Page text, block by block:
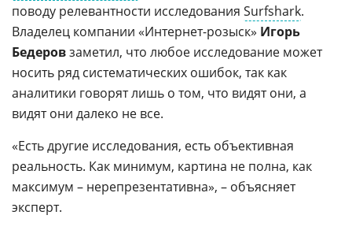
поводу релевантности исследования Surfshark.
Владелец компании «Интернет-розыск» Игорь
Бедеровзаметил, что любое исследование может
носить ряд систематических ошибок, так как
аналитики говорят лишь о том, что видят они, а
видят они далеко не все.
«Есть другие исследования, есть объективная
реальность. Как минимум, картина не полна, как
максимум – нерепрезентативна», – объясняет
эксперт.